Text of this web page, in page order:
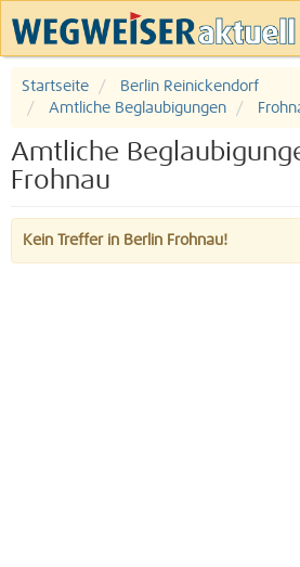
Startseite
Berlin Reinickendorf
Amtliche Beglaubigungen
Amtliche
Frohnau
Kein Treffer in Berlin Frohnau!